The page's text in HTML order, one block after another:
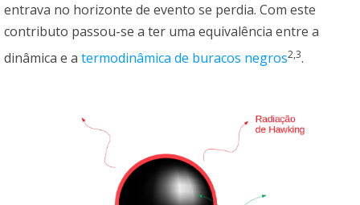
entrava no horizonte de evento se perdia. Com este
contributo passou-se a ter uma equivalência entre a
dinâmica e a termodinâmica de buracos negros2,3.